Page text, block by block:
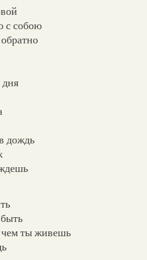
с собою
дождь
чем ты живешь